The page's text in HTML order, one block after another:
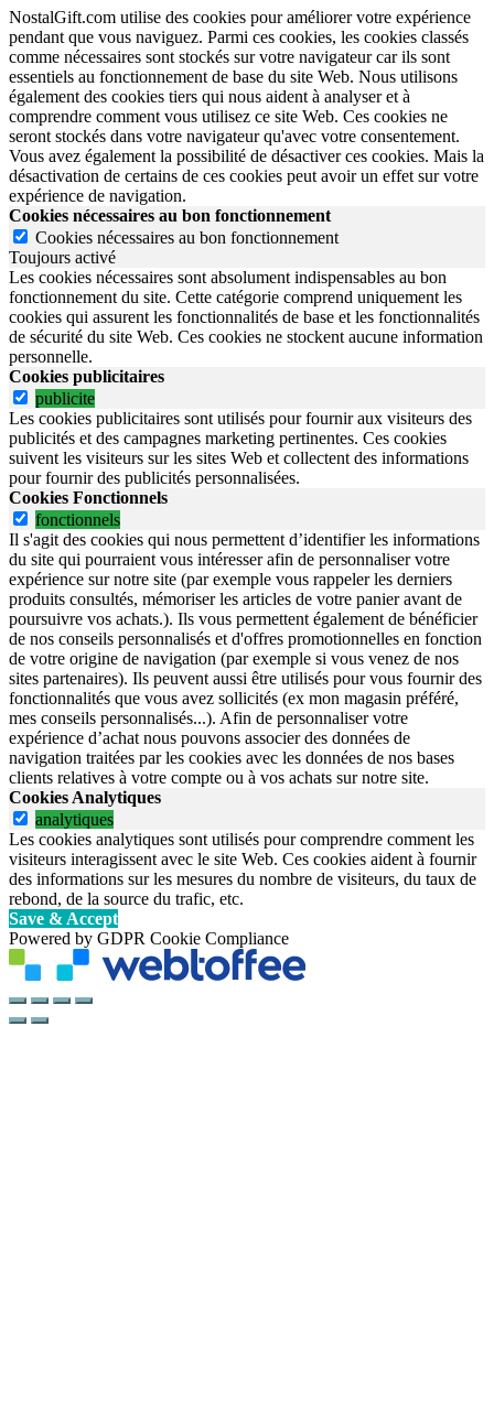
NostalGift.com utilise des cookies pour améliorer votre expérience
pendant que vous naviguez. Parmi ces cookies, les cookies classés
comme nécessaires sont stockés sur votre navigateur car ils sont
essentiels au fonctionnement de base du site Web. Nous utilisons
également des cookies tiers qui nous aident à analyser et à
comprendre comment vous utilisez ce site Web. Ces cookies ne
seront stockés dans votre navigateur qu'avec votre consentement.
Vous avez également la possibilité de désactiver ces cookies. Mais la
désactivation de certains de ces cookies peut avoir un effet sur votre
expérience de navigation.
Cookies nécessaires au bon fonctionnement
Cookies nécessaires au bon fonctionnement
Toujours activé
Les cookies nécessaires sont absolument indispensables au bon
fonctionnement du site. Cette catégorie comprend uniquement les
cookies qui assurent les fonctionnalités de base et les fonctionnalités
de sécurité du site Web. Ces cookies ne stockent aucune information
personnelle.
Cookies publicitaires
publicite
Les cookies publicitaires sont utilisés pour fournir aux visiteurs des
publicités et des campagnes marketing pertinentes. Ces cookies
suivent les visiteurs sur les sites Web et collectent des informations
pour fournir des publicités personnalisées.
Cookies Fonctionnels
fonctionnels
Il s'agit des cookies qui nous permettent d’identifier les informations
du site qui pourraient vous intéresser afin de personnaliser votre
expérience sur notre site (par exemple vous rappeler les derniers
produits consultés, mémoriser les articles de votre panier avant de
poursuivre vos achats.). Ils vous permettent également de bénéficier
de nos conseils personnalisés et d'offres promotionnelles en fonction
de votre origine de navigation (par exemple si vous venez de nos
sites partenaires). Ils peuvent aussi être utilisés pour vous fournir des
fonctionnalités que vous avez sollicités (ex mon magasin préféré,
mes conseils personnalisés...). Afin de personnaliser votre
expérience d’achat nous pouvons associer des données de
navigation traitées par les cookies avec les données de nos bases
clients relatives à votre compte ou à vos achats sur notre site.
Cookies Analytiques
analytiques
Les cookies analytiques sont utilisés pour comprendre comment les
visiteurs interagissent avec le site Web. Ces cookies aident à fournir
des informations sur les mesures du nombre de visiteurs, du taux de
rebond, de la source du trafic, etc.
Save & Accept
Powered by GDPR Cookie Compliance